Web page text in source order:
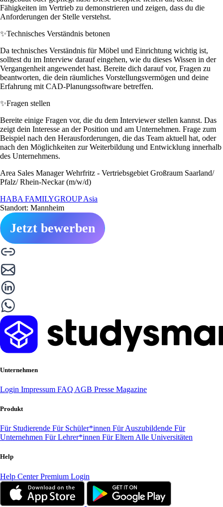
Fähigkeiten im Vertrieb zu demonstrieren und zeigen, dass du die
Anforderungen der Stelle verstehst.
✨Technisches Verständnis betonen
Da technisches Verständnis für Möbel und Einrichtung wichtig ist,
solltest du im Interview darauf eingehen, wie du dieses Wissen in der
Vergangenheit angewendet hast. Bereite dich darauf vor, Fragen zu
beantworten, die dein räumliches Vorstellungsvermögen und deine
Erfahrung mit CAD-Planungssoftware betreffen.
✨Fragen stellen
Bereite einige Fragen vor, die du dem Interviewer stellen kannst. Das
zeigt dein Interesse an der Position und am Unternehmen. Frage zum
Beispiel nach den Herausforderungen, die das Team aktuell hat, oder
nach den Möglichkeiten zur Weiterbildung und Entwicklung innerhalb
des Unternehmens.
Area Sales Manager Wehrfritz - Vertriebsgebiet Großraum Saarland/
Pfalz/ Rhein-Neckar (m/w/d)
HABA FAMILYGROUP Asia
Standort: Mannheim
Jetzt bewerben
Unternehmen
Login Impressum FAQ AGB Presse Magazine
Produkt
Für Studierende Für Schüler*innen Für Auszubildende Für
Unternehmen Für Lehrer*innen Für Eltern Alle Universitäten
Help
Help CenterPremium Login